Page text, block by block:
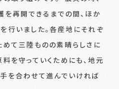
を再開できるまでの間、ほか
行いました。各産地にそれぞ
めて三陸ものの素晴らしさに
を守っていくためにも、地元
を合わせて進んでいければ